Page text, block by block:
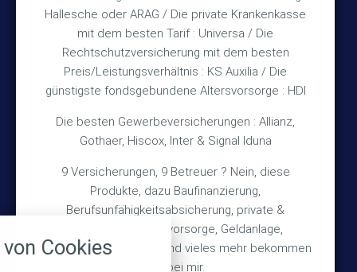
Hallesche oder ARAG / Die private Krankenkasse
mit dem besten Tarif : Universa / Die
Rechtschutzversicherung mit dem besten
Preis/Leistungsverhältnis : KS Auxilia / Die
günstigste fondsgebundene Altersvorsorge : HDI
Die besten Gewerbeversicherungen : Allianz,
Gothaer, Hiscox, Inter & Signal Iduna
9 Versicherungen, 9 Betreuer ? Nein, diese
Produkte, dazu Baufinanzierung,
Berufsunfähigkeitsabsicherung, private &
betriebliche Altersvorsorge, Geldanlage,
Gebäudeversicherung und vieles mehr bekommen
Sie bei mir.
Impressum
Datenschutz
Erstinformation
Wichtiges
Über mich
Bedarfsermittlung
Schadensmeldung
Cookies
alle verwendeten Cookies und